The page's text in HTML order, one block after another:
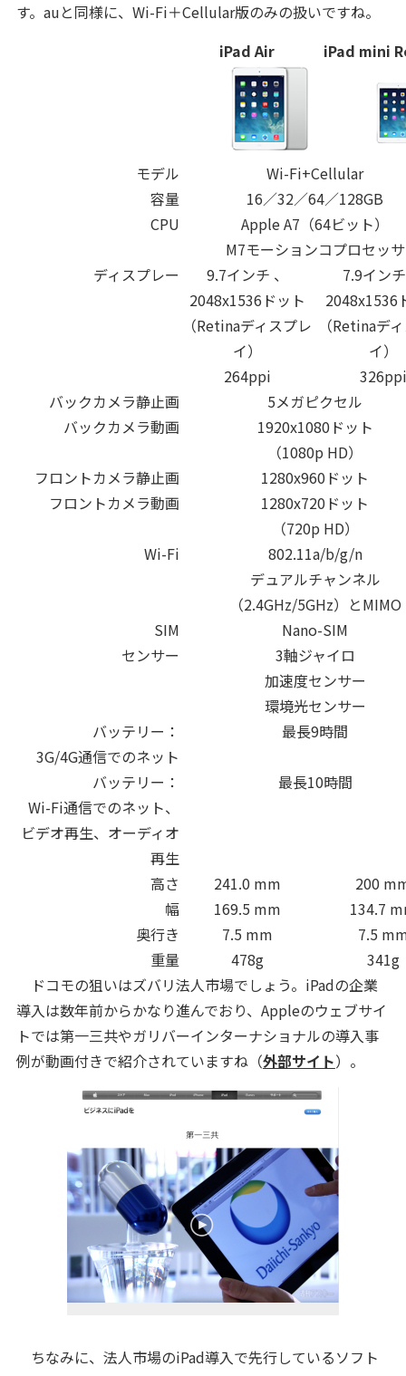
す。auと同様に、Wi-Fi＋Cellular版のみの扱いですね。
iPad Air
iPad mini
モデル
Wi-Fi+Cellular
容量
16／32／64／128GB
CPU
Apple A7（64ビット）
M7モーションコプロセッサ
ディスプレー
9.7インチ 、
2048x1536ドット
（Retinaディスプレ
イ）
264ppi
7.9イン
2048x1536
（Retinaデ
イ）
326ppi
バックカメラ静止画
5メガピクセル
バックカメラ動画
1920x1080ドット
（1080p HD）
フロントカメラ静止画
1280x960ドット
フロントカメラ動画
1280x720ドット
（720p HD）
Wi-Fi
802.11a/b/g/n
デュアルチャンネル
（2.4GHz/5GHz）とMIMO
SIM
Nano-SIM
センサー
3軸ジャイロ
加速度センサー
環境光センサー
バッテリー：
3G/4G通信でのネット
最長9時間
バッテリー：
Wi-Fi通信でのネット、
ビデオ再生、オーディオ
再生
最長10時間
高さ 241.0 mm
200
幅
169.5 mm
134.7
奥行き
7.5 mm
7.5
重量
478g
341g
ドコモの狙いはズバリ法人市場でしょう。iPadの企業
導入は数年前からかなり進んでおり、Appleのウェブサイ
トでは第一三共やガリバーインターナショナルの導入事
例が動画付きで紹介されていますね（外部サイト）。
ちなみに、法人市場のiPad導入で先行しているソフト